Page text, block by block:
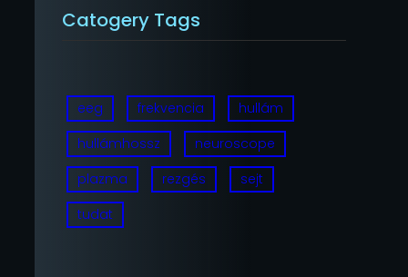
Catogery Tags
eeg frekvencia
hullám
hullámhossz
neuroscope
plazma
rezgés
sejt
tudat